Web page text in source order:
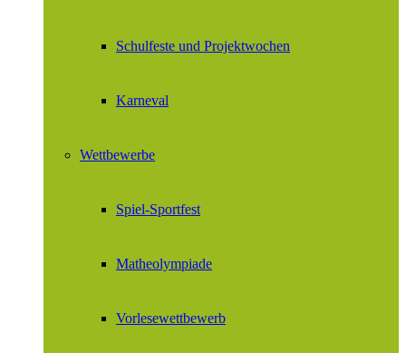
Schulfeste und Projektwochen
Karneval
Wettbewerbe
Spiel-Sportfest
Matheolympiade
Vorlesewettbewerb